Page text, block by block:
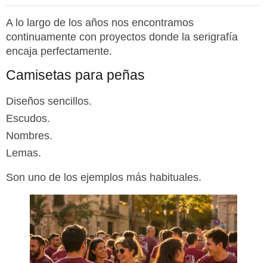
A lo largo de los años nos encontramos
continuamente con proyectos donde la serigrafía
encaja perfectamente.
Camisetas para peñas
Diseños sencillos.
Escudos.
Nombres.
Lemas.
Son uno de los ejemplos más habituales.